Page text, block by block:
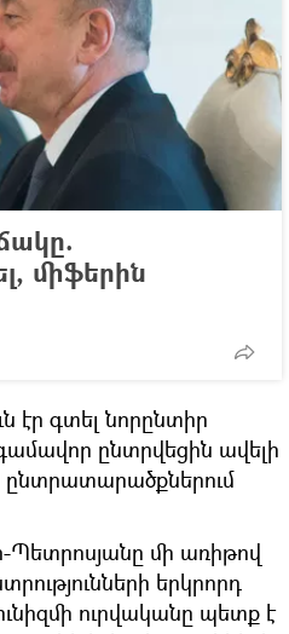
միֆերին
էր գտել նորընտիր
ընտրվեցին ավելի
ընտրատարածքներում
մի առիթով
երկրորդ
ուրվականը պետք է